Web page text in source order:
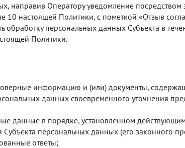
направив Оператору уведомление
10 настоящей Политики, с пометкой «Отзыв
обработку персональных данных Субъекта в
Политики.
информацию и (или) документы,
данных своевременного уточнения
данные в порядке, установленном
Субъекта персональных данных (его законного
ответы;